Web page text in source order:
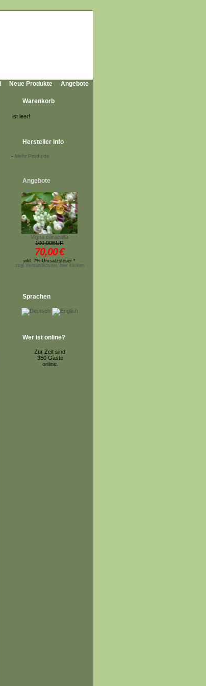
Neue Produkte Angebote
Warenkorb
ist leer!
Hersteller Info
- Mehr Produkte
Angebote
Vigna caracalla
100,00EUR
70,00€
inkl. 7% Umsatzsteuer *
zzgl.Versandkosten, hier klicken
Sprachen
Wer ist online?
Zur Zeit sind
350 Gäste
online.